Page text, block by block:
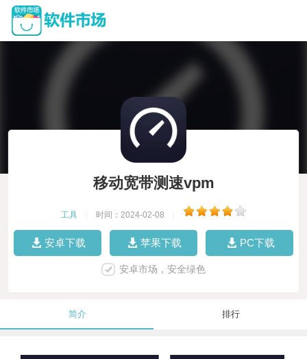
移动宽带测速vpm
工具 时间：2024-02-08
安卓下载 苹果下载 PC下载
安卓市场，安全绿色
简介 排行